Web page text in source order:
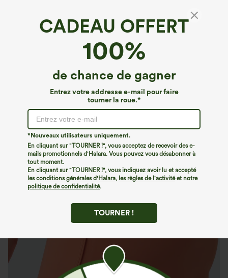
CADEAU OFFERT
100%
de chance de gagner
Entrez votre addresse e-mail pour faire
tourner la roue.*
*Nouveaux utilisateurs uniquement.
En cliquant sur "TOURNER !", vous acceptez de recevoir des e-
mails promotionnels d'Halara. Vous pouvez vous désabonner à
tout moment.
En cliquant sur "TOURNER !", vous indiquez avoir lu et accepté
les conditions générales d'Halara, les règles de l'activitéet notre
politique de confidentialité.
TOURNER !
SoftlyZero™ Airy*
Jupe de golf micro-mini 2-en-1, taille haute,
avec poches, pour tous les jours-Clarity
€31,95 EUR